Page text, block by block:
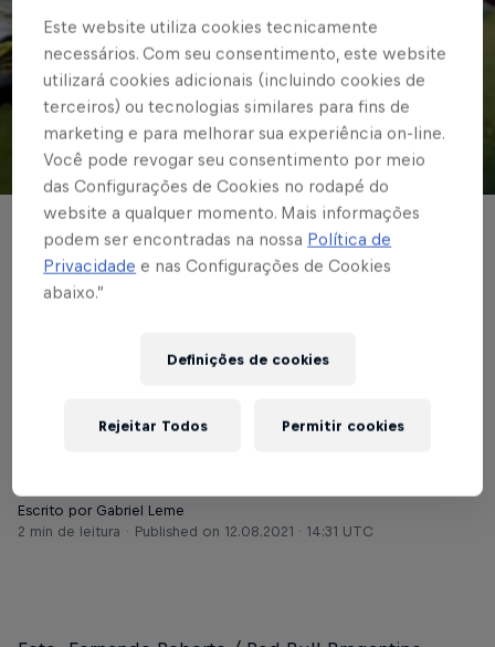
© Red Bull Bragantino
FUTEBOL MASCULINO
Red Bull Bragantino
fase do Brasileiro de
Aspirantes no dia 19
Escrito por Gabriel Leme
2 min de leitura
Published on 12.08.2021 · 14:31 UTC
Este website utiliza cookies tecnicamente
necessários. Com seu consentimento, este website
utilizará cookies adicionais (incluindo cookies de
terceiros) ou tecnologias similares para fins de
marketing e para melhorar sua experiência on-line.
Você pode revogar seu consentimento por meio
das Configurações de Cookies no rodapé do
website a qualquer momento. Mais informações
podem ser encontradas na nossa Política de
Privacidade e nas Configurações de Cookies
abaixo.”
Definições de cookies
Rejeitar Todos Permitir cookies